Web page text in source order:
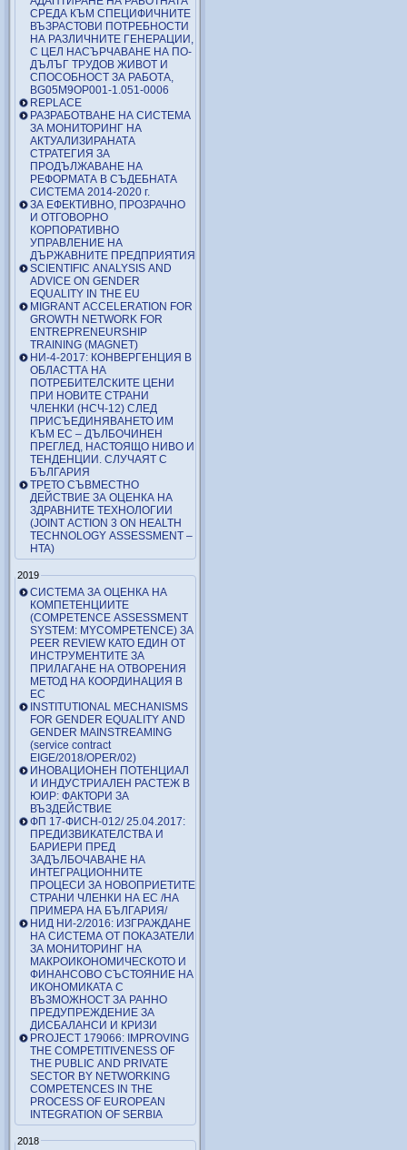
СРЕДА КЪМ СПЕЦИФИЧНИТЕ
ВЪЗРАСТОВИ ПОТРЕБНОСТИ
НА РАЗЛИЧНИТЕ ГЕНЕРАЦИИ,
С ЦЕЛ НАСЪРЧАВАНЕ НА ПО-
ДЪЛЪГ ТРУДОВ ЖИВОТ И
СПОСОБНОСТ ЗА РАБОТА,
BG05M9OP001-1.051-0006
REPLACE
РАЗРАБОТВАНЕ НА СИСТЕМА
ЗА МОНИТОРИНГ НА
АКТУАЛИЗИРАНАТА
СТРАТЕГИЯ ЗА
ПРОДЪЛЖАВАНЕ НА
РЕФОРМАТА В СЪДЕБНАТА
СИСТЕМА 2014-2020 г.
ЗА ЕФЕКТИВНО, ПРОЗРАЧНО
И ОТГОВОРНО
КОРПОРАТИВНО
УПРАВЛЕНИЕ НА
ДЪРЖАВНИТЕ ПРЕДПРИЯТИЯ
SCIENTIFIC ANALYSIS AND
ADVICE ON GENDER
EQUALITY IN THE EU
MIGRANT ACCELERATION FOR
GROWTH NETWORK FOR
ENTREPRENEURSHIP
TRAINING (MAGNET)
НИ-4-2017: КОНВЕРГЕНЦИЯ В
ОБЛАСТТА НА
ПОТРЕБИТЕЛСКИТЕ ЦЕНИ
ПРИ НОВИТЕ СТРАНИ
ЧЛЕНКИ (НСЧ-12) СЛЕД
ПРИСЪЕДИНЯВАНЕТО ИМ
КЪМ ЕС – ДЪЛБОЧИНЕН
ПРЕГЛЕД, НАСТОЯЩО НИВО И
ТЕНДЕНЦИИ. СЛУЧАЯТ С
БЪЛГАРИЯ
ТРЕТО СЪВМЕСТНО
ДЕЙСТВИЕ ЗА ОЦЕНКА НА
ЗДРАВНИТЕ ТЕХНОЛОГИИ
(JOINT ACTION 3 ON HEALTH
TECHNOLOGY ASSESSMENT –
HTA)
2019
СИСТЕМА ЗА ОЦЕНКА НА
КОМПЕТЕНЦИИТЕ
(COMPETENCE ASSESSMENT
SYSTEM: MYCOMPETENCE) ЗА
PEER REVIEW КАТО ЕДИН ОТ
ИНСТРУМЕНТИТЕ ЗА
ПРИЛАГАНЕ НА ОТВОРЕНИЯ
МЕТОД НА КООРДИНАЦИЯ В
ЕС
INSTITUTIONAL MECHANISMS
FOR GENDER EQUALITY AND
GENDER MAINSTREAMING
(service contract
EIGE/2018/OPER/02)
ИНОВАЦИОНЕН ПОТЕНЦИАЛ
И ИНДУСТРИАЛЕН РАСТЕЖ В
ЮИР: ФАКТОРИ ЗА
ВЪЗДЕЙСТВИЕ
ФП 17-ФИСН-012/ 25.04.2017:
ПРЕДИЗВИКАТЕЛСТВА И
БАРИЕРИ ПРЕД
ЗАДЪЛБОЧАВАНЕ НА
ИНТЕГРАЦИОННИТЕ
ПРОЦЕСИ ЗА НОВОПРИЕТИТЕ
СТРАНИ ЧЛЕНКИ НА ЕС /НА
ПРИМЕРА НА БЪЛГАРИЯ/
НИД НИ-2/2016: ИЗГРАЖДАНЕ
НА СИСТЕМА ОТ ПОКАЗАТЕЛИ
ЗА МОНИТОРИНГ НА
МАКРОИКОНОМИЧЕСКОТО И
ФИНАНСОВО СЪСТОЯНИЕ НА
ИКОНОМИКАТА С
ВЪЗМОЖНОСТ ЗА РАННО
ПРЕДУПРЕЖДЕНИЕ ЗА
ДИСБАЛАНСИ И КРИЗИ
PROJECT 179066: IMPROVING
THE COMPETITIVENESS OF
THE PUBLIC AND PRIVATE
SECTOR BY NETWORKING
COMPETENCES IN THE
PROCESS OF EUROPEAN
INTEGRATION OF SERBIA
2018